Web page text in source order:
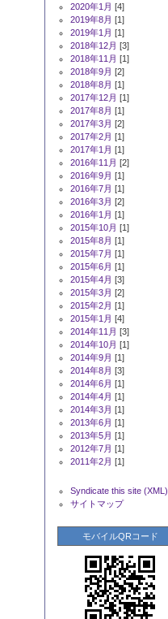
2020年1月 [4]
2019年8月 [1]
2019年1月 [1]
2018年12月 [3]
2018年11月 [1]
2018年9月 [2]
2018年8月 [1]
2017年12月 [1]
2017年8月 [1]
2017年3月 [2]
2017年2月 [1]
2017年1月 [1]
2016年11月 [2]
2016年9月 [1]
2016年7月 [1]
2016年3月 [2]
2016年1月 [1]
2015年10月 [1]
2015年8月 [1]
2015年7月 [1]
2015年6月 [1]
2015年4月 [3]
2015年3月 [2]
2015年2月 [1]
2015年1月 [4]
2014年11月 [3]
2014年10月 [1]
2014年9月 [1]
2014年8月 [3]
2014年6月 [1]
2014年4月 [1]
2014年3月 [1]
2013年6月 [1]
2013年5月 [1]
2012年7月 [1]
2011年2月 [1]
Syndicate this site (XML)
サイトマップ
モバイルQRコード